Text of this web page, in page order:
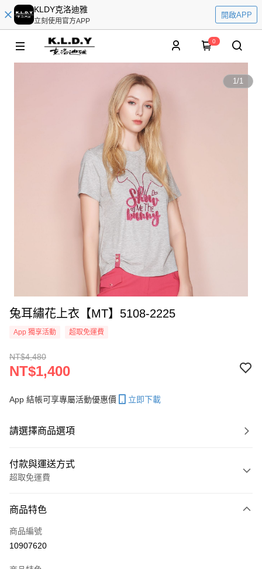
KLDY克洛迪雅
立刻使用官方APP
開啟APP
0
1/1
兔耳繡花上衣【MT】5108-2225
App 獨享活動 超取免運費
NT$4,480
NT$1,400
App 結帳可享專屬活動優惠價 立即下載
請選擇商品選項
付款與運送方式
超取免運費
信用卡一次付款
超商取貨付款
商品特色
商品編號
10907620